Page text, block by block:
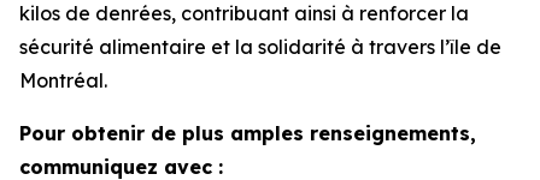
kilos de denrées, contribuant ainsi à renforcer la
sécurité alimentaire et la solidarité à travers l’île de
Montréal.
Pour obtenir de plus amples renseignements,
communiquez avec :